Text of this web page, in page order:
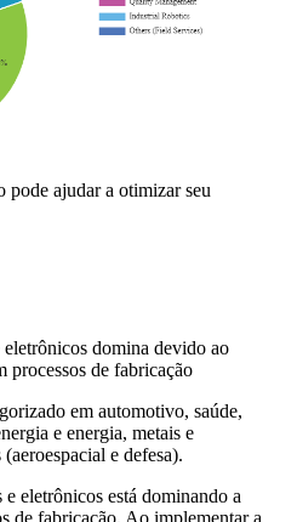
pode ajudar a otimizar seu
eletrônicos domina devido ao
processos de fabricação
em automotivo, saúde,
e energia, metais e
e defesa).
eletrônicos está dominando a
de fabricação. Ao implementar a